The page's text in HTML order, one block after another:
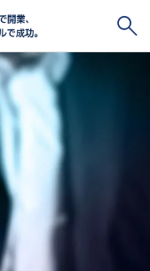
STORES
ショップ
ジネスツールズ